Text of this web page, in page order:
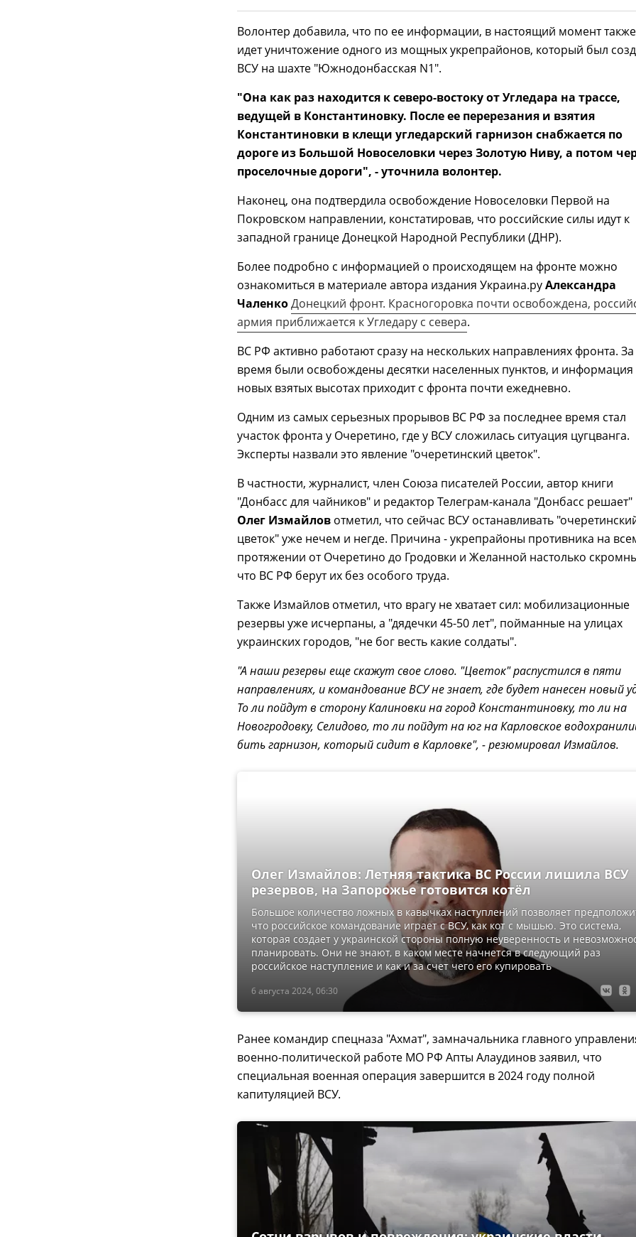
Волонтер добавила, что по ее информации, в настоящий момент также
идет уничтожение одного из мощных укрепрайонов, который был
ВСУ на шахте "Южнодонбасская N1".
"Она как раз находится к северо-востоку от Угледара на трассе,
ведущей в Константиновку. После ее перерезания и взятия
Константиновки в клещи угледарский гарнизон снабжается по
дороге из Большой Новоселовки через Золотую Ниву, а потом
проселочные дороги", - уточнила волонтер.
Наконец, она подтвердила освобождение Новоселовки Первой на
Покровском направлении, констатировав, что российские силы идут к
западной границе Донецкой Народной Республики (ДНР).
Более подробно с информацией о происходящем на фронте можно
ознакомиться в материале автора издания Украина.руАлександра
ЧаленкоДонецкий фронт. Красногоровка почти освобождена,
армия приближается к Угледару с севера.
ВС РФ активно работают сразу на нескольких направлениях фронта. За
время были освобождены десятки населенных пунктов, и информация
новых взятых высотах приходит с фронта почти ежедневно.
Одним из самых серьезных прорывов ВС РФ за последнее время стал
участок фронта у Очеретино, где у ВСУ сложилась ситуация цугцванга.
Эксперты назвали это явление "очеретинский цветок".
В частности, журналист, член Союза писателей России, автор книги
"Донбасс для чайников" и редактор Телеграм-канала "Донбасс решает"
Олег Измайлов отметил, что сейчас ВСУ останавливать
цветок" уже нечем и негде. Причина - укрепрайоны противника на
протяжении от Очеретино до Гродовки и Желанной настолько
что ВС РФ берут их без особого труда.
Также Измайлов отметил, что врагу не хватает сил: мобилизационные
резервы уже исчерпаны, а "дядечки 45-50 лет", пойманные на улицах
украинских городов, "не бог весть какие солдаты".
"А наши резервы еще скажут свое слово. "Цветок" распустился в пяти
направлениях, и командование ВСУ не знает, где будет нанесен новый
То ли пойдут в сторону Калиновки на город Константиновку, то ли на
Новогродовку, Селидово, то ли пойдут на юг на Карловское
бить гарнизон, который сидит в Карловке", - резюмировал Измайлов.
6 августа 2024, 06:30
Олег Измайлов: Летняя тактика ВС России лишила ВСУ
резервов, на Запорожье готовится котёл
Большое количество ложных в кавычках наступлений позволяет
что российское командование играет с ВСУ, как кот с мышью. Это система,
которая создает у украинской стороны полную неуверенность и
планировать. Они не знают, в каком месте начнется в следующий раз
российское наступление и как и за счет чего его купировать
Ранее командир спецназа "Ахмат", замначальника главного
военно-политической работе МО РФ Апты Алаудинов заявил, что
специальная военная операция завершится в 2024 году полной
капитуляцией ВСУ.